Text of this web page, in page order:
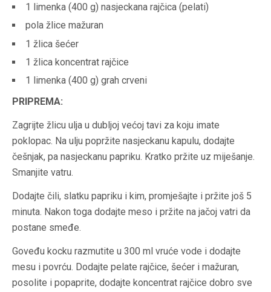
1 limenka (400 g) nasjeckana rajčica (pelati)
pola žlice mažuran
1 žlica šećer
1 žlica koncentrat rajčice
1 limenka (400 g) grah crveni
PRIPREMA:
Zagrijte žlicu ulja u dubljoj većoj tavi za koju imate
poklopac. Na ulju popržite nasjeckanu kapulu, dodajte
češnjak, pa nasjeckanu papriku. Kratko pržite uz miješanje.
Smanjite vatru.
Dodajte čili, slatku papriku i kim, promješajte i pržite još 5
minuta. Nakon toga dodajte meso i pržite na jačoj vatri da
postane smeđe.
Goveđu kocku razmutite u 300 ml vruće vode i dodajte
mesu i povrću. Dodajte pelate rajčice, šećer i mažuran,
posolite i popaprite, dodajte koncentrat rajčice dobro sve